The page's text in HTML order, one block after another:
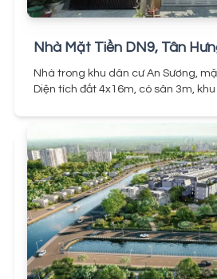
Nhà Mặt Tiền DN9, Tân
Nhà trong khu dân cư An Sương,
Diện tích đất 4x16m, có sân 3m, khu
vực, nhà hoàn công đầy đủ, sổ